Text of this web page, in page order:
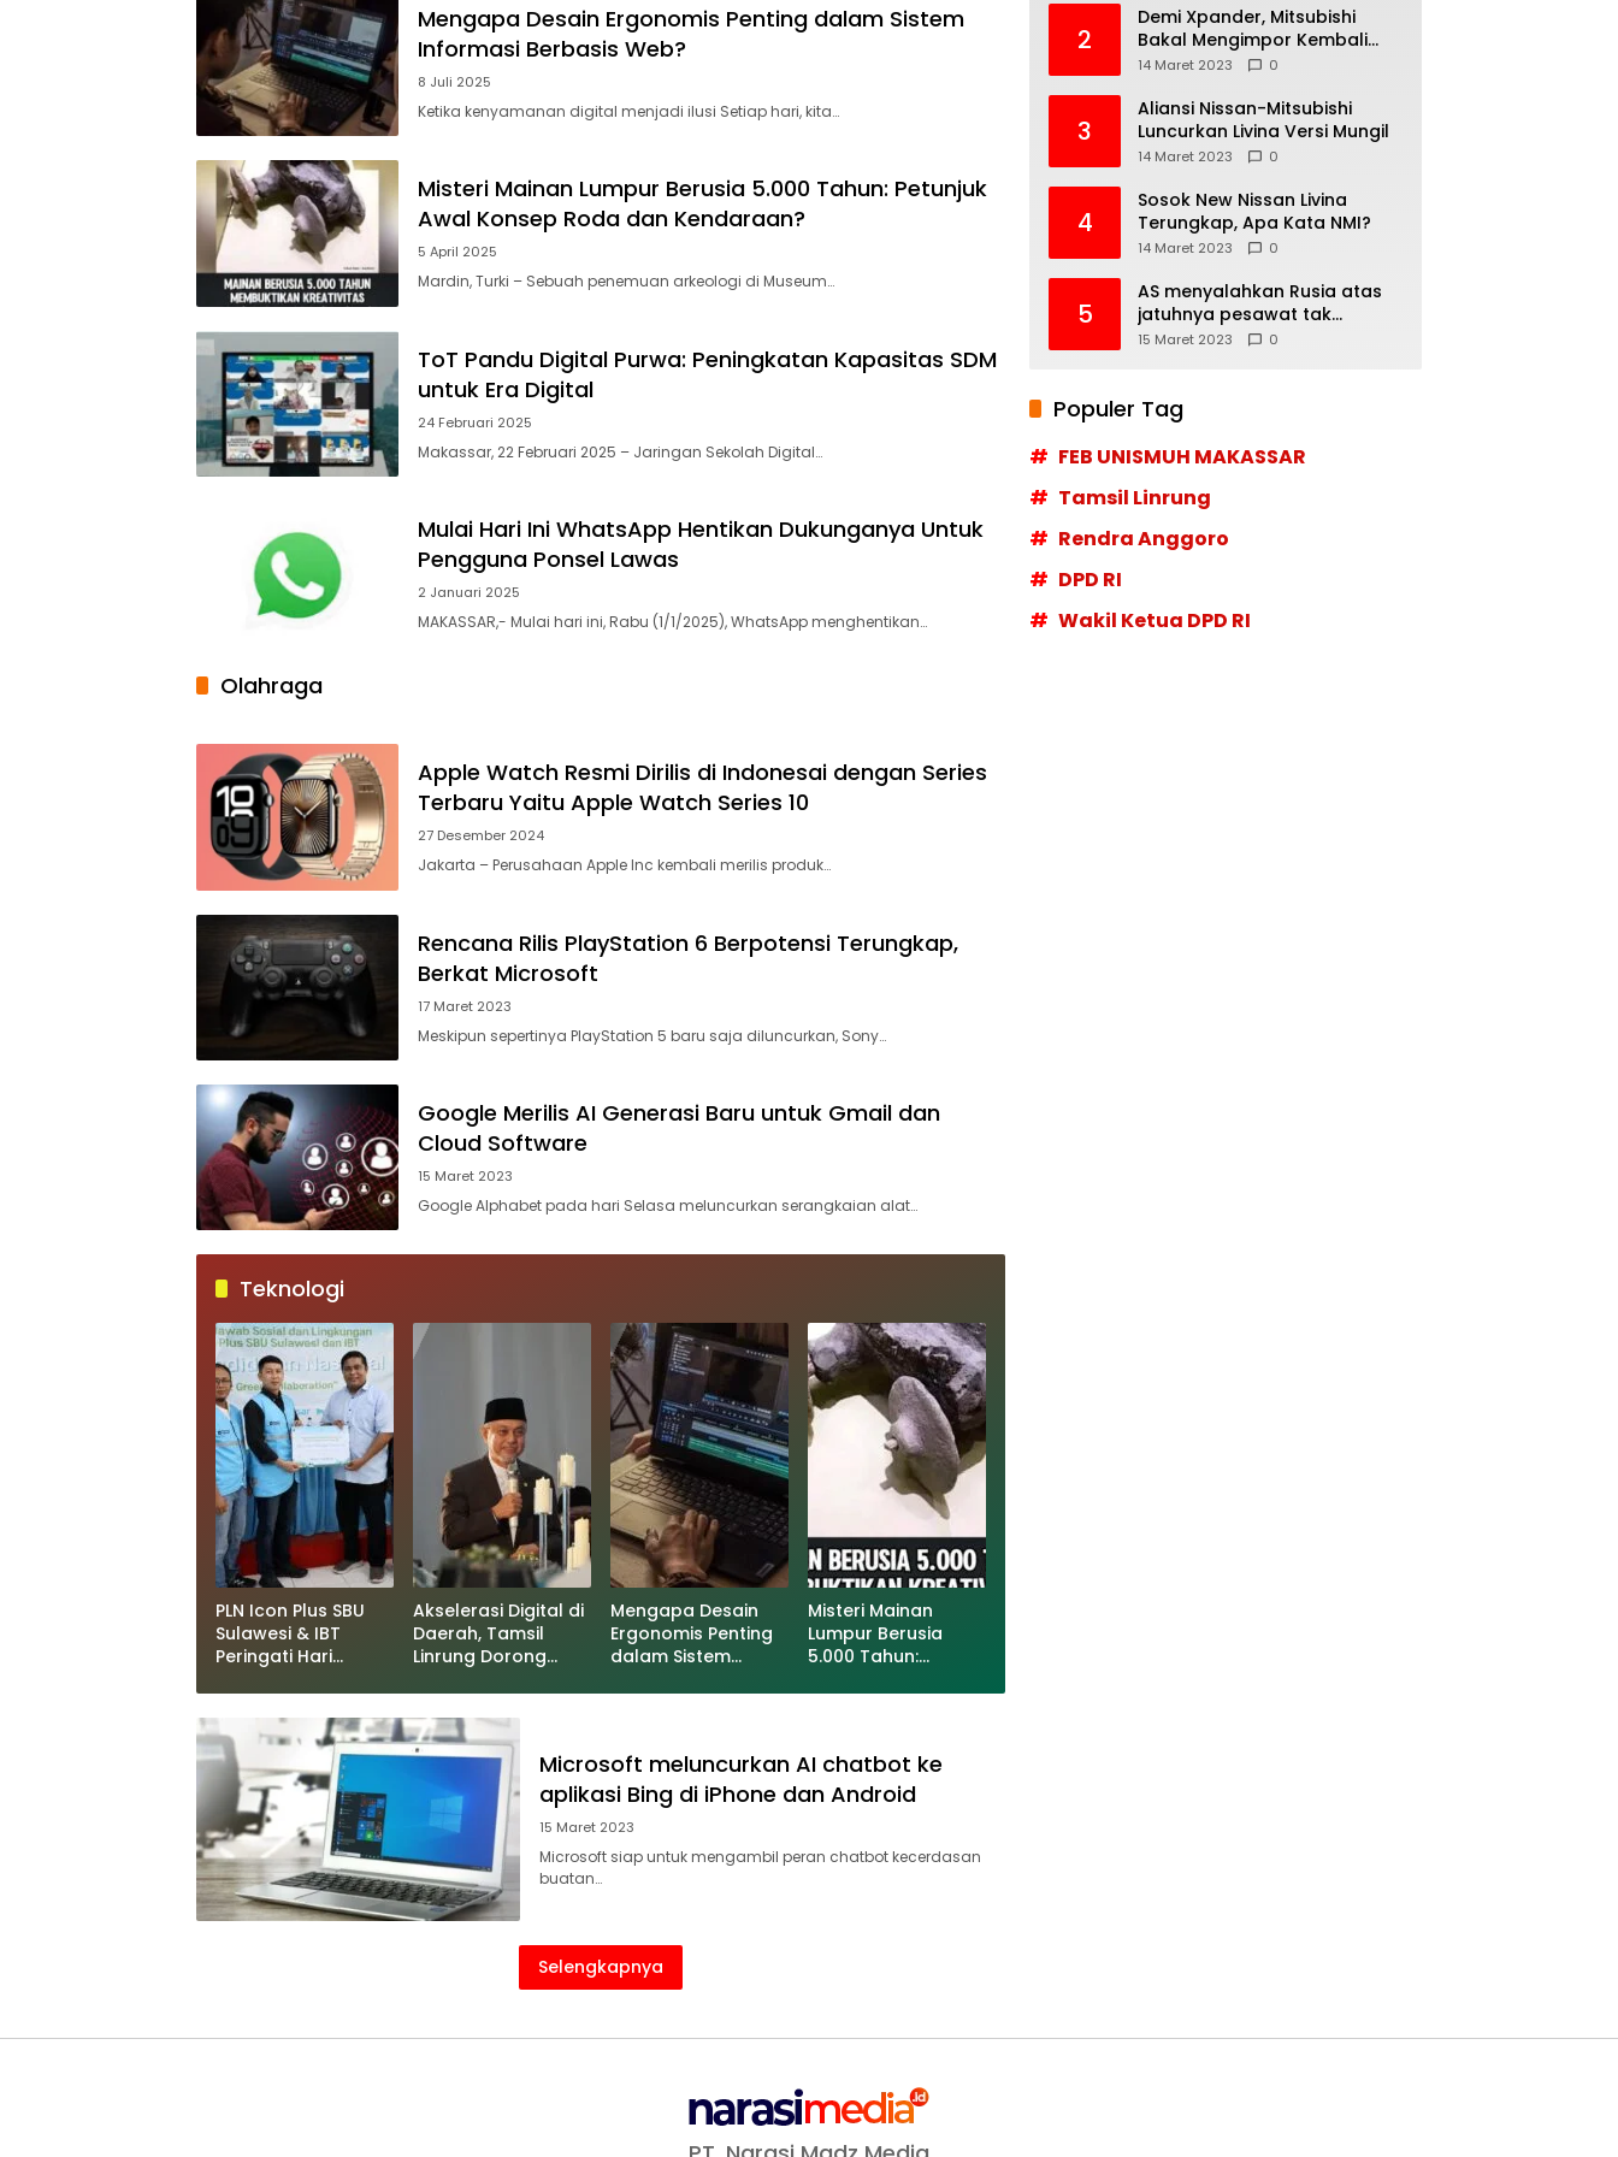
Mengapa Desain Ergonomis Penting dalam Sistem
Informasi Berbasis Web?
8 Juli 2025
Ketika kenyamanan digital menjadi ilusi Setiap hari, kita…
Misteri Mainan Lumpur Berusia 5.000 Tahun: Petunjuk
Awal Konsep Roda dan Kendaraan?
5 April 2025
Mardin, Turki – Sebuah penemuan arkeologi di Museum…
ToT Pandu Digital Purwa: Peningkatan Kapasitas SDM
untuk Era Digital
24 Februari 2025
Makassar, 22 Februari 2025 – Jaringan Sekolah Digital…
Mulai Hari Ini WhatsApp Hentikan Dukunganya Untuk
Pengguna Ponsel Lawas
2 Januari 2025
MAKASSAR,- Mulai hari ini, Rabu (1/1/2025), WhatsApp menghentikan…
Olahraga
Apple Watch Resmi Dirilis di Indonesai dengan Series
Terbaru Yaitu Apple Watch Series 10
27 Desember 2024
Jakarta – Perusahaan Apple Inc kembali merilis produk…
Rencana Rilis PlayStation 6 Berpotensi Terungkap,
Berkat Microsoft
17 Maret 2023
Meskipun sepertinya PlayStation 5 baru saja diluncurkan, Sony…
Google Merilis AI Generasi Baru untuk Gmail dan
Cloud Software
15 Maret 2023
Google Alphabet pada hari Selasa meluncurkan serangkaian alat…
Teknologi
PLN Icon Plus SBU
Sulawesi & IBT
Peringati Hari
Kolaborasi Smart
Green di SMK Negeri
3 Makassar
Akselerasi Digital di
Daerah, Tamsil
Linrung Dorong
Ekonomi
Kerakyatan
Mengapa Desain
Ergonomis Penting
dalam Sistem
Misteri Mainan
Lumpur Berusia
5.000 Tahun:
Microsoft meluncurkan AI chatbot ke
aplikasi Bing di iPhone dan Android
15 Maret 2023
Microsoft siap untuk mengambil peran chatbot kecerdasan
buatan…
Selengkapnya
2
Demi Xpander, Mitsubishi
Bakal Mengimpor Kembali
Pajero Sport
14 Maret 2023 0
3
Aliansi Nissan-Mitsubishi
Luncurkan Livina Versi Mungil
14 Maret 2023 0
4
Sosok New Nissan Livina
Terungkap, Apa Kata NMI?
14 Maret 2023 0
5
AS menyalahkan Rusia atas
jatuhnya pesawat tak
berawak di Laut Hitam,
15 Maret 2023 0
Populer Tag
FEB UNISMUH MAKASSAR
Tamsil Linrung
Rendra Anggoro
DPD RI
Wakil Ketua DPD RI